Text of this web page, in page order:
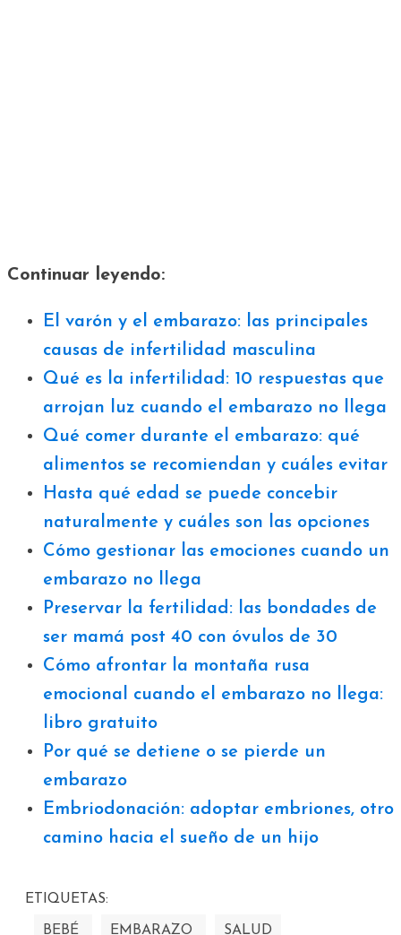
Continuar leyendo:
El varón y el embarazo: las principales
causas de infertilidad masculina
Qué es la infertilidad: 10 respuestas que
arrojan luz cuando el embarazo no llega
Qué comer durante el embarazo: qué
alimentos se recomiendan y cuáles evitar
Hasta qué edad se puede concebir
naturalmente y cuáles son las opciones
Cómo gestionar las emociones cuando un
embarazo no llega
Preservar la fertilidad: las bondades de
ser mamá post 40 con óvulos de 30
Cómo afrontar la montaña rusa
emocional cuando el embarazo no llega:
libro gratuito
Por qué se detiene o se pierde un
embarazo
Embriodonación: adoptar embriones, otro
camino hacia el sueño de un hijo
ETIQUETAS:
BEBÉ EMBARAZO SALUD